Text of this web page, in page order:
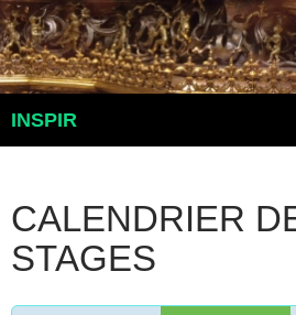
Aller
au
contenu
INSPIR
CALENDRIER
STAGES